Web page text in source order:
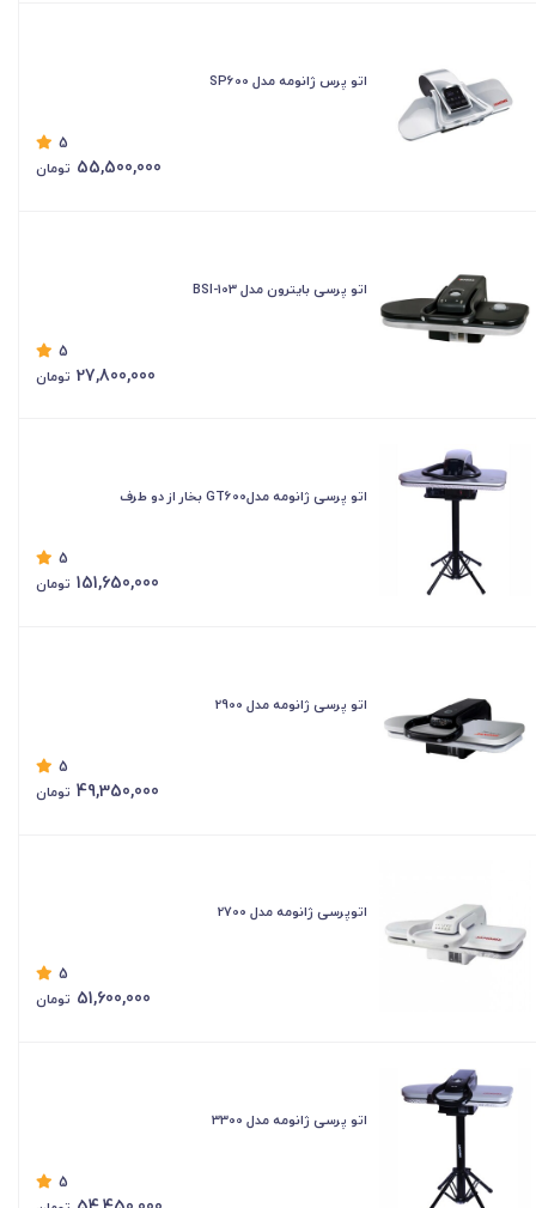
اتو پرس ژانومه مدل SP600
5
55,500,000 تومان
اتو پرسی بایترون مدل BSI-103
5
27,800,000 تومان
اتو پرسی ژانومه مدلGT600 بخار از دو طرف
5
151,650,000 تومان
اتو پرسی ژانومه مدل 2900
5
49,350,000 تومان
اتوپرسی ژانومه مدل 2700
5
51,600,000 تومان
اتو پرسی ژانومه مدل 3300
5